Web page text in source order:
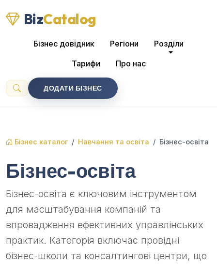
BizCatalog
Бізнес довідник Регіони Розділи
Тарифи Про нас
ДОДАТИ БІЗНЕС
Бізнес каталог Навчання та освіта Бізнес-освіта
Бізнес-освіта
Бізнес-освіта є ключовим інструментом
для масштабування компаній та
впровадження ефективних управлінських
практик. Категорія включає провідні
бізнес-школи та консалтингові центри, що